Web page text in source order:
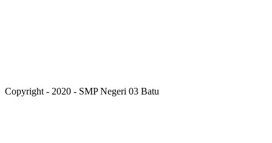
Copyright - 2020 - SMP Negeri 03 Batu